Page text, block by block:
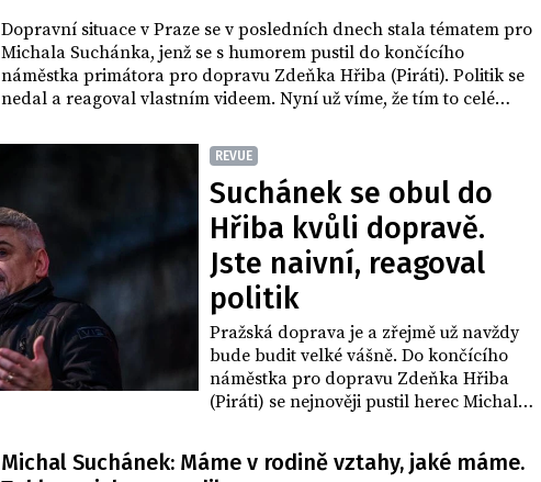
Dopravní situace v Praze se v posledních dnech stala tématem pro
Michala Suchánka, jenž se s humorem pustil do končícího
náměstka primátora pro dopravu Zdeňka Hřiba (Piráti). Politik se
nedal a reagoval vlastním videem. Nyní už víme, že tím to celé
REVUE
Suchánek se obul do
Hřiba kvůli dopravě.
Jste naivní, reagoval
politik
Pražská doprava je a zřejmě už navždy
bude budit velké vášně. Do končícího
náměstka pro dopravu Zdeňka Hřiba
(Piráti) se nejnověji pustil herec Michal
reagovat, přičemž Suchánka označil za
naivního.
Michal Suchánek: Máme v rodině vztahy, jaké máme.